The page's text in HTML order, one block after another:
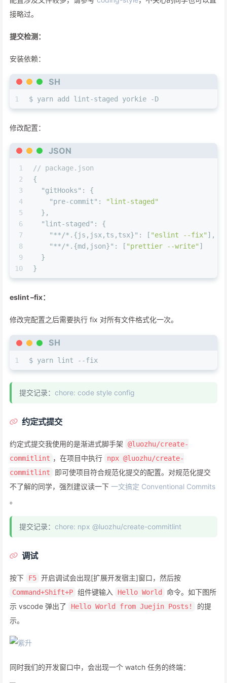
接略过。
提交检测：
安装依赖：
SH
1 $ yarn add lint-staged yorkie -D
修改配置：
JSON
1
2
3
4
5
6
7
8
9
10
// package.json
{
"gitHooks" :
{
"pre-commit" :
"lint-staged"
} ,
"lint-staged" :
{
"**/*.{js,jsx,ts,tsx}" : [ "eslint --fix" ] ,
"**/*.{md,json}" : [ "prettier --write" ]
}
}
eslint –fix：
修改完配置之后需要执行 fix 对所有文件格式化一次。
SH
1 $ yarn lint --fix
提交记录： chore: code style config
约定式提交
约定式提交我使用的是渐进式脚手架
@luozhu/create-
commitlint ，在项目中执行
npx @luozhu/create-
commitlint
即可使项目符合规范化提交的配置。对规范化提交
不了解的同学，强烈建议读一下 一文搞定 Conventional Commits
。
提交记录： chore: npx @luozhu/create-commitlint
调试
按下 F5 开启调试会出现[扩展开发宿主]窗口，然后按
Command+Shift+P 组件键输入 Hello World
命令。如下图所
示 vscode 弹出了
Hello World from Juejin Posts!
的提
示。
同时我们的开发窗口中，会出现一个 watch 任务的终端：